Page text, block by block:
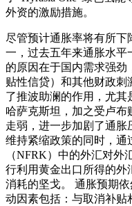
外资的激励措施。
尽管预计通胀率将有所下
一，过去五年来通胀水平
的原因在于国内需求强
贴性信贷）和其他财政刺
了推波助澜的作用，尤其
哈萨克斯坦，加之受卢布
走弱，进一步加剧了通胀
维持紧缩政策的同时，通
（NFRK）中的外汇对
行利用黄金出口所得的外
消耗的坚戈。 通胀预期
动因素包括：与取消补贴